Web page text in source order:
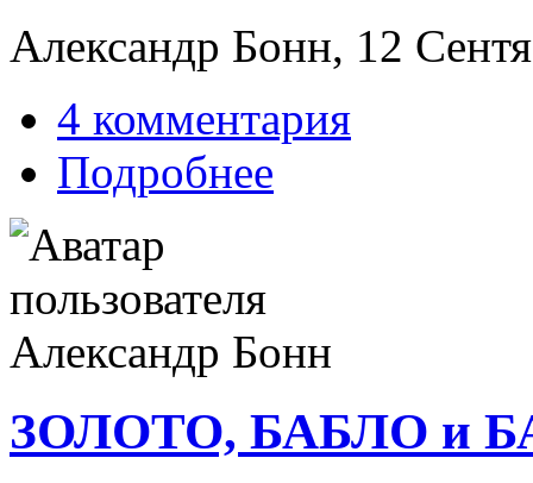
Александр Бонн, 12
4 комментария
Подробнее
ЗОЛОТО, БАБЛО и